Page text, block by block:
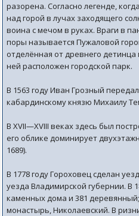
разорена. Согласно легенде,
над горой в лучах заходящего
воина с мечом в руках. Враги в
поры называется Пужаловой
отделённая от древнего детинца
ней расположен городской парк.
В 1563 году Иван Грозный
кабардинскому князю Михаилу
В XVII—XVIII веках здесь был
его облике доминирует
1689).
В 1778 году Гороховец сделан
уезда Владимирской губернии. В
каменных дома и 381
монастырь, Николаевский. В